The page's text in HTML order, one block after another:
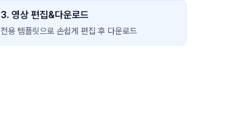
3. 영상 편집&다운로드
전용 템플릿으로 손쉽게 편집 후 다운로드